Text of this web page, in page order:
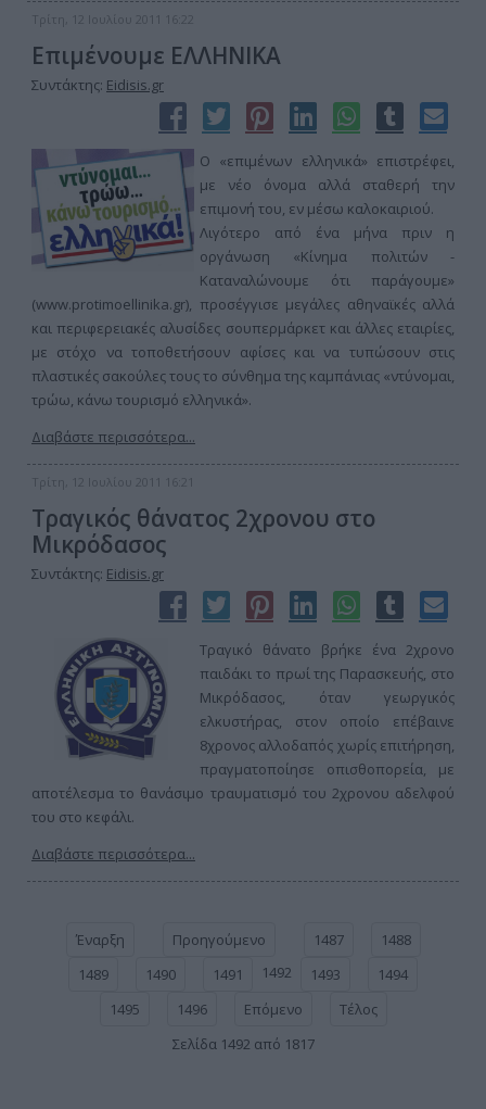
Τρίτη, 12 Ιουλίου 2011 16:22
Επιμένουμε ΕΛΛΗΝΙΚΑ
Συντάκτης: Eidisis.gr
Ο «επιμένων ελληνικά» επιστρέφει,
με νέο όνομα αλλά σταθερή την
επιμονή του, εν μέσω καλοκαιριού.
Λιγότερο από ένα μήνα πριν η
οργάνωση «Κίνημα πολιτών -
Καταναλώνουμε ότι παράγουμε»
(www.protimoellinika.gr), προσέγγισε μεγάλες αθηναϊκές αλλά
και περιφερειακές αλυσίδες σουπερμάρκετ και άλλες εταιρίες,
με στόχο να τοποθετήσουν αφίσες και να τυπώσουν στις
πλαστικές σακούλες τους το σύνθημα της καμπάνιας «ντύνομαι,
τρώω, κάνω τουρισμό ελληνικά».
Διαβάστε περισσότερα...
Τρίτη, 12 Ιουλίου 2011 16:21
Τραγικός θάνατος 2χρονου στο
Μικρόδασος
Συντάκτης: Eidisis.gr
Τραγικό θάνατο βρήκε ένα 2χρονο
παιδάκι το πρωί της Παρασκευής, στο
Μικρόδασος, όταν γεωργικός
ελκυστήρας, στον οποίο επέβαινε
8χρονος αλλοδαπός χωρίς επιτήρηση,
πραγματοποίησε οπισθοπορεία, με
αποτέλεσμα το θανάσιμο τραυματισμό του 2χρονου αδελφού
του στο κεφάλι.
Διαβάστε περισσότερα...
Έναρξη Προηγούμενο 1487
1488
1489
1490 1491 1492 1493
1494
1495
1496 Επόμενο
Τέλος
Σελίδα 1492 από 1817